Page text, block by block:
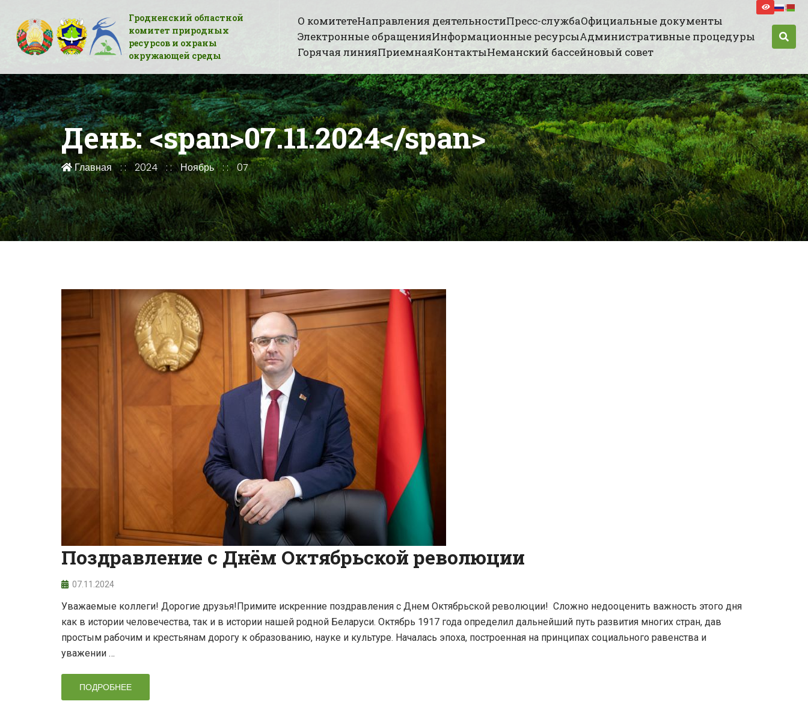
Гродненский областной
комитет природных
ресурсов и охраны
окружающей среды
О комитетеНаправления деятельностиПресс-службаОфициальные документы
Электронные обращенияИнформационные ресурсыАдминистративные процедуры
Горячая линияПриемнаяКонтактыНеманский бассейновый совет
День: <span>07.11.2024</span>
Главная 2024 Ноябрь 07
Поздравление с Днём Октябрьской революции
07.11.2024
Уважаемые коллеги! Дорогие друзья!Примите искренние поздравления с Днем Октябрьской революции! Сложно недооценить важность этого дня
как в истории человечества, так и в истории нашей родной Беларуси. Октябрь 1917 года определил дальнейший путь развития многих стран, дав
простым рабочим и крестьянам дорогу к образованию, науке и культуре. Началась эпоха, построенная на принципах социального равенства и
уважении …
ПОДРОБНЕЕ